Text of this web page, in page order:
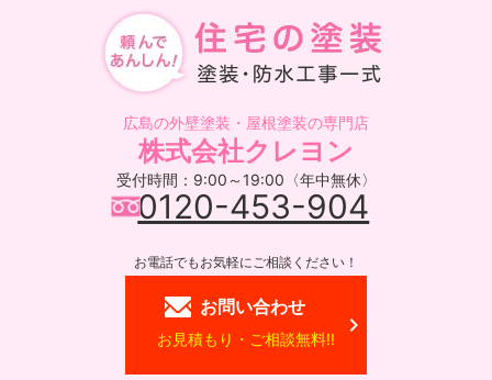
広島の外壁塗装・屋根塗装の専門店
株式会社クレヨン
受付時間：9:00～19:00〈年中無休〉
0120-453-904
お電話でもお気軽にご相談ください！
お問い合わせ
お見積もり・ご相談無料!!